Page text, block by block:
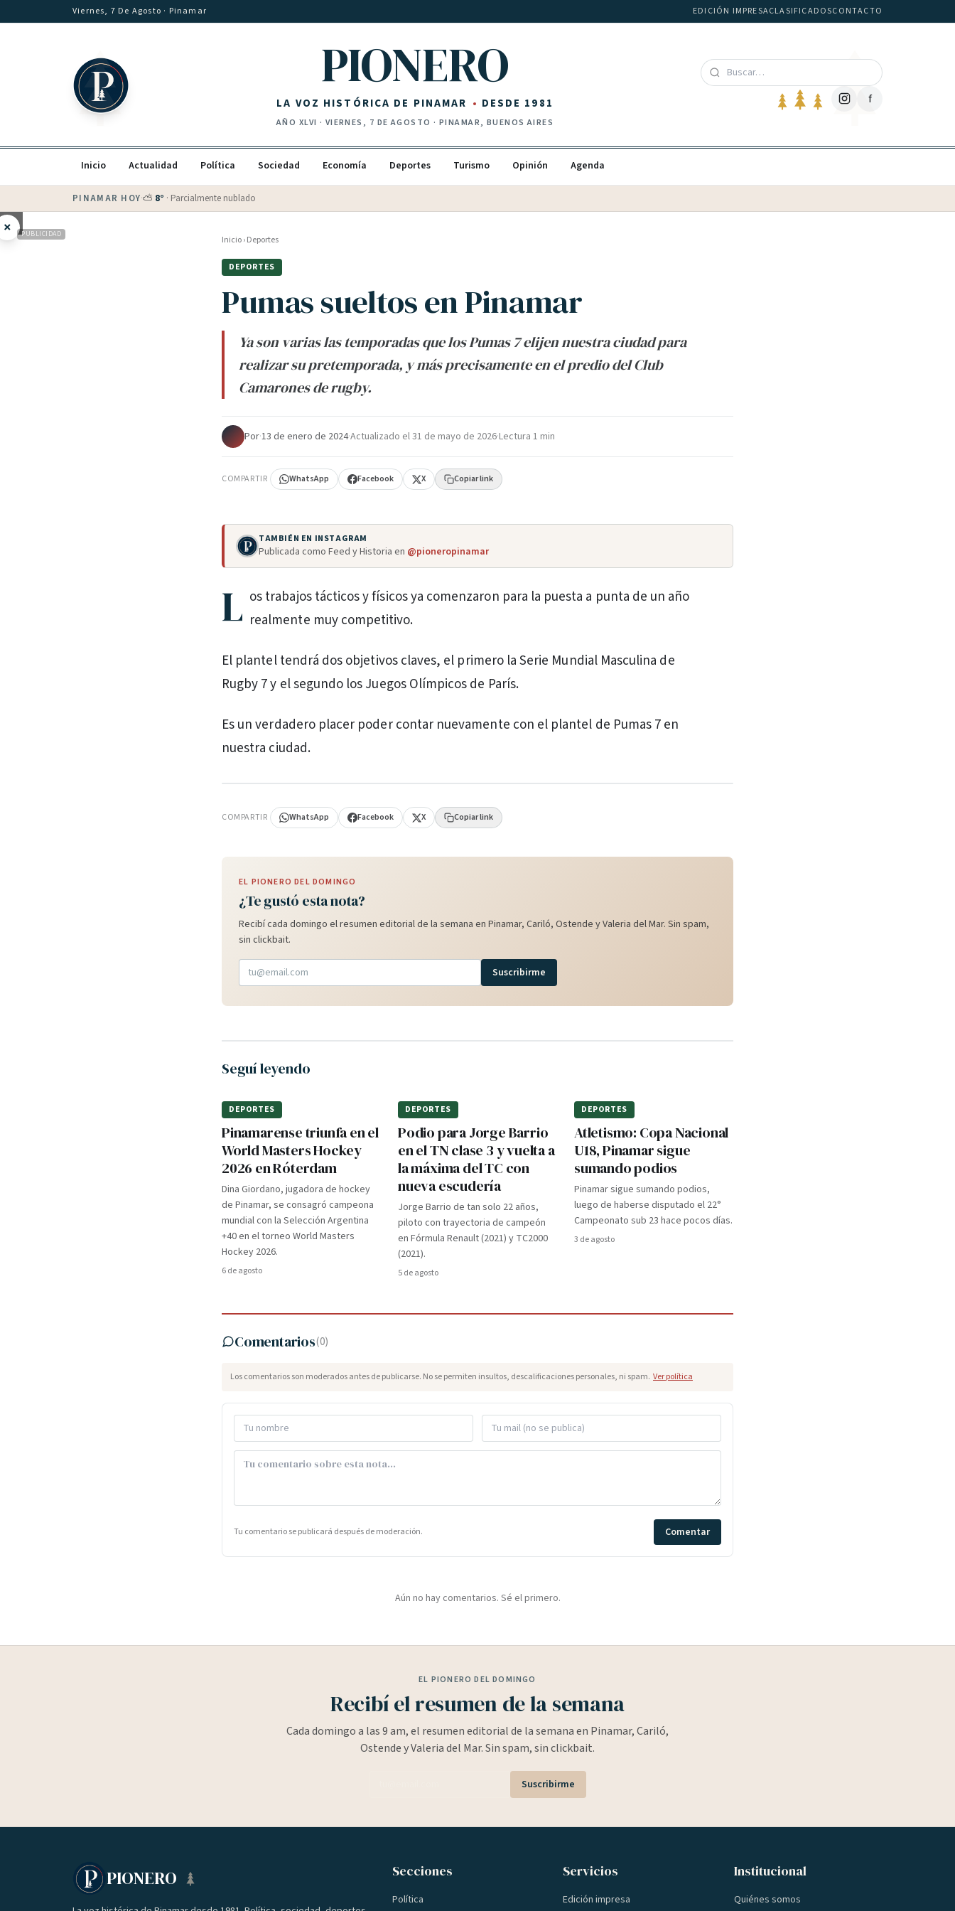
Saltar al contenidoViernes, 7 De Agosto · Pinamar EDICIÓN IMPRESACLASIFICADOSCONTACTO
PIONERO
LA VOZ HISTÓRICA DE PINAMAR DESDE 1981
AÑO XLVI · VIERNES, 7 DE AGOSTO · PINAMAR, BUENOS AIRES
f
Inicio Actualidad Política Sociedad Economía Deportes Turismo Opinión Agenda
PINAMAR HOY·⛅ 8° · Parcialmente nublado
× PUBLICIDAD Inicio›Deportes
DEPORTES
Pumas sueltos en Pinamar
Ya son varias las temporadas que los Pumas 7 elijen nuestra ciudad para
realizar su pretemporada, y más precisamente en el predio del Club
Camarones de rugby.
Por·13 de enero de 2024·Actualizado el31 de mayo de 2026·Lectura 1 min
COMPARTIR WhatsApp Facebook X Copiar link
TAMBIÉN EN INSTAGRAM
Publicada como Feed y Historia en @pioneropinamar
L os trabajos tácticos y físicos ya comenzaron para la puesta a punta de un año
realmente muy competitivo.
El plantel tendrá dos objetivos claves, el primero la Serie Mundial Masculina de
Rugby 7 y el segundo los Juegos Olímpicos de París.
Es un verdadero placer poder contar nuevamente con el plantel de Pumas 7 en
nuestra ciudad.
COMPARTIR WhatsApp Facebook X Copiar link
EL PIONERO DEL DOMINGO
¿Te gustó esta nota?
Recibí cada domingo el resumen editorial de la semana en Pinamar, Cariló, Ostende y Valeria del Mar. Sin spam,
sin clickbait.
Suscribirme
Seguí leyendo
DEPORTES
Pinamarense triunfa en el
World Masters Hockey
2026 en Róterdam
Dina Giordano, jugadora de hockey
de Pinamar, se consagró campeona
mundial con la Selección Argentina
+40 en el torneo World Masters
Hockey 2026.
6 de agosto
DEPORTES
Podio para Jorge Barrio
en el TN clase 3 y vuelta a
la máxima del TC con
nueva escudería
Jorge Barrio de tan solo 22 años,
piloto con trayectoria de campeón
en Fórmula Renault (2021) y TC2000
(2021).
5 de agosto
DEPORTES
Atletismo: Copa Nacional
U18, Pinamar sigue
sumando podios
Pinamar sigue sumando podios,
luego de haberse disputado el 22°
Campeonato sub 23 hace pocos días.
3 de agosto
Comentarios(0)
Los comentarios son moderados antes de publicarse. No se permiten insultos, descalificaciones personales, ni spam. Ver política
Tu comentario se publicará después de moderación. Comentar
Aún no hay comentarios. Sé el primero.
EL PIONERO DEL DOMINGO
Recibí el resumen de la semana
Cada domingo a las 9 am, el resumen editorial de la semana en Pinamar, Cariló,
Ostende y Valeria del Mar. Sin spam, sin clickbait.
Suscribirme
PIONERO Secciones
Política
Servicios
Edición impresa
Institucional
Quiénes somos